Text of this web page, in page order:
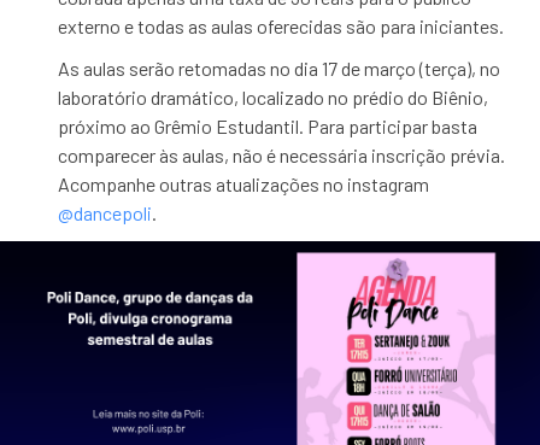
externo e todas as aulas oferecidas são para iniciantes.
As aulas serão retomadas no dia 17 de março (terça), no
laboratório dramático, localizado no prédio do Biênio,
próximo ao Grêmio Estudantil. Para participar basta
comparecer às aulas, não é necessária inscrição prévia.
Acompanhe outras atualizações no instagram
@dancepoli.